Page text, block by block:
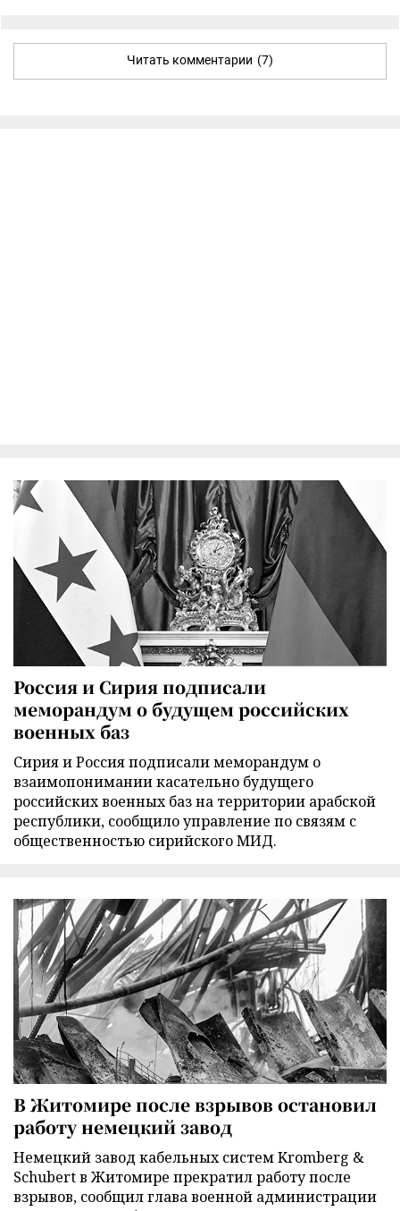
Читать комментарии (7)
Россия и Сирия подписали
меморандум о будущем российских
военных баз
Сирия и Россия подписали меморандум о
взаимопонимании касательно будущего
российских военных баз на территории арабской
республики, сообщило управление по связям с
общественностью сирийского МИД.
В Житомире после взрывов остановил
работу немецкий завод
Немецкий завод кабельных систем Kromberg &
Schubert в Житомире прекратил работу после
взрывов, сообщил глава военной администрации